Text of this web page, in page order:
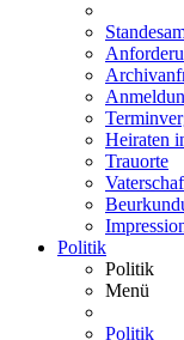
Heiraten
Trauorte
Politik
Politik
Menü
Politik